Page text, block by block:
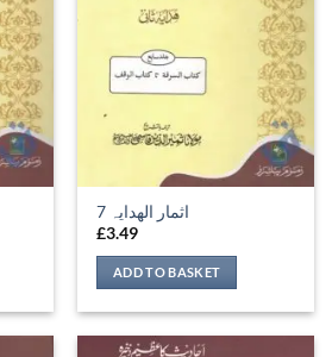
اثمار الھدایہ 7
£3.49
ADD TO BASKET